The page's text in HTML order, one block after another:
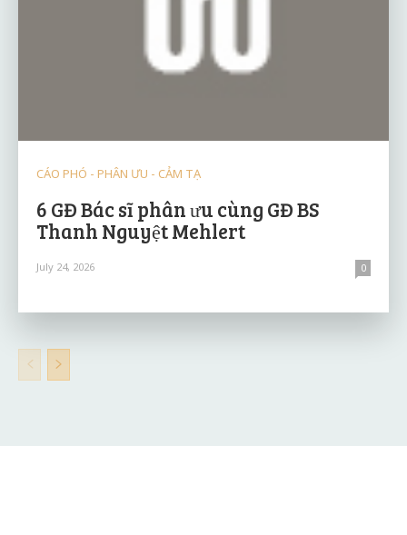
CÁO PHÓ - PHÂN ƯU - CẢM TẠ
6 GĐ Bác sĩ phân ưu cùng GĐ BS
Thanh Nguyệt Mehlert
July 24, 2026 0